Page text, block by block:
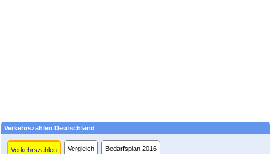
Verkehrszahlen Deutschland
Verkehrszahlen Vergleich Bedarfsplan 2016